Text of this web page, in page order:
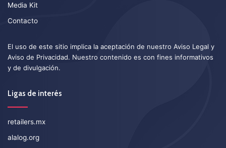
Media Kit
Contacto
El uso de este sitio implica la aceptación de nuestro Aviso Legal y
Aviso de Privacidad. Nuestro contenido es con fines informativos
y de divulgación.
Ligas de interés
retailers.mx
alalog.org